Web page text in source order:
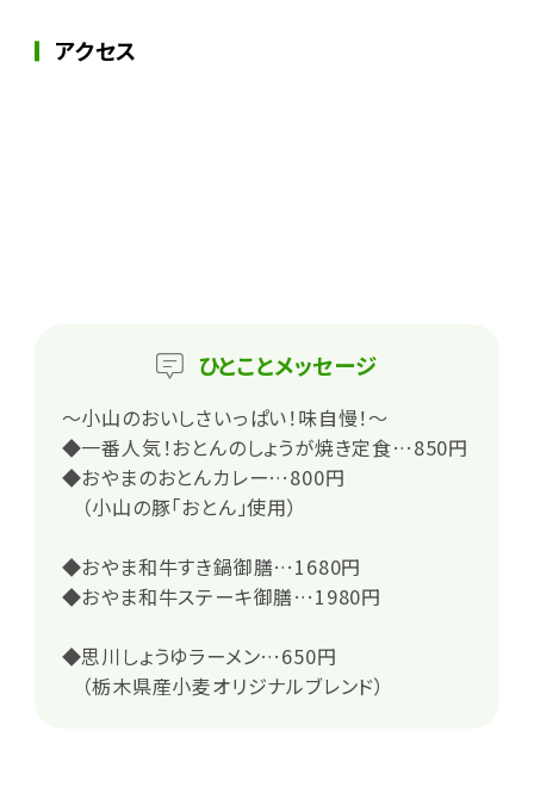
アクセス
ひとことメッセージ
～小山のおいしさいっぱい！味自慢！～
◆一番人気！おとんのしょうが焼き定食…850円
◆おやまのおとんカレー…800円
（小山の豚「おとん」使用）
◆おやま和牛すき鍋御膳…1680円
◆おやま和牛ステーキ御膳…1980円
◆思川しょうゆラーメン…650円
（栃木県産小麦オリジナルブレンド）